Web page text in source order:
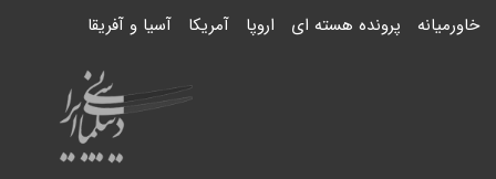
خاورمیانه پرونده هسته ای اروپا آمریکا آسیا و آفریقا